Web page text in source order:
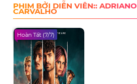
PHIM BỞI DIỄN VIÊN:: ADRIANO
CARVALHO
Hoàn Tất (7/7)